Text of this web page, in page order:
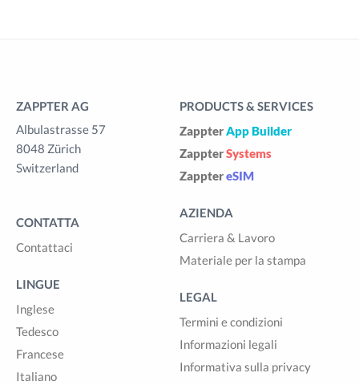
ZAPPTER AG
Albulastrasse 57
8048 Zürich
Switzerland
CONTATTA
Contattaci
LINGUE
Inglese
Tedesco
Francese
Italiano
PRODUCTS & SERVICES
ZappterApp Builder
ZappterSystems
ZapptereSIM
AZIENDA
Carriera & Lavoro
Materiale per la stampa
LEGAL
Termini e condizioni
Informazioni legali
Informativa sulla privacy